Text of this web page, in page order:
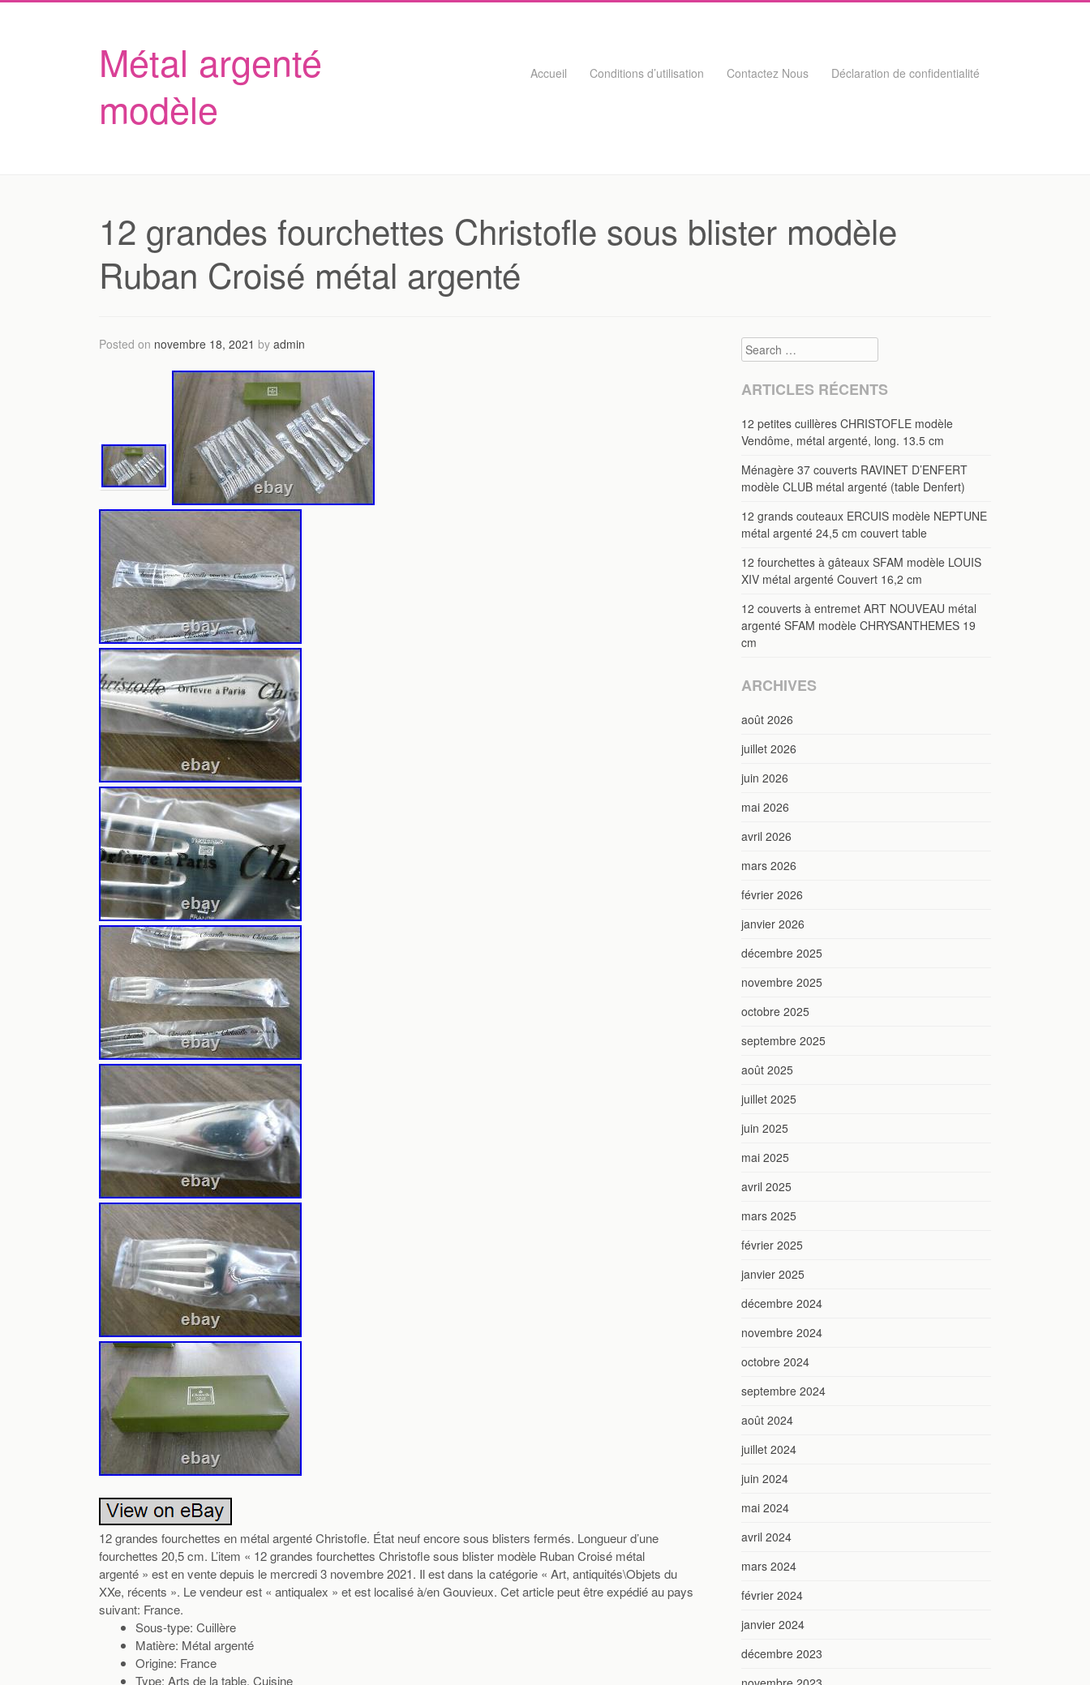
Métal argenté
modèle
Skip to content
Accueil Conditions d’utilisation Contactez Nous Déclaration de confidentialité
12 grandes fourchettes Christofle sous blister modèle
Ruban Croisé métal argenté
Posted on novembre 18, 2021 by admin
12 grandes fourchettes en métal argenté Christofle. État neuf encore sous blisters fermés. Longueur d’une
fourchettes 20,5 cm. L’item « 12 grandes fourchettes Christofle sous blister modèle Ruban Croisé métal
argenté » est en vente depuis le mercredi 3 novembre 2021. Il est dans la catégorie « Art, antiquités\Objets du
XXe, récents ». Le vendeur est « antiqualex » et est localisé à/en Gouvieux. Cet article peut être expédié au pays
suivant: France.
Sous-type: Cuillère
Matière: Métal argenté
Origine: France
Type: Arts de la table, Cuisine
Search
ARTICLES RÉCENTS
12 petites cuillères CHRISTOFLE modèle
Vendôme, métal argenté, long. 13.5 cm
Ménagère 37 couverts RAVINET D’ENFERT
modèle CLUB métal argenté (table Denfert)
12 grands couteaux ERCUIS modèle NEPTUNE
métal argenté 24,5 cm couvert table
12 fourchettes à gâteaux SFAM modèle LOUIS
XIV métal argenté Couvert 16,2 cm
12 couverts à entremet ART NOUVEAU métal
argenté SFAM modèle CHRYSANTHEMES 19
cm
ARCHIVES
août 2026
juillet 2026
juin 2026
mai 2026
avril 2026
mars 2026
février 2026
janvier 2026
décembre 2025
novembre 2025
octobre 2025
septembre 2025
août 2025
juillet 2025
juin 2025
mai 2025
avril 2025
mars 2025
février 2025
janvier 2025
décembre 2024
novembre 2024
octobre 2024
septembre 2024
août 2024
juillet 2024
juin 2024
mai 2024
avril 2024
mars 2024
février 2024
janvier 2024
décembre 2023